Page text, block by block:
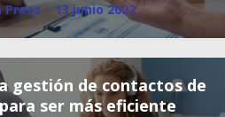
Press · 13 junio 2022
gestión de contactos de
ser más eficiente